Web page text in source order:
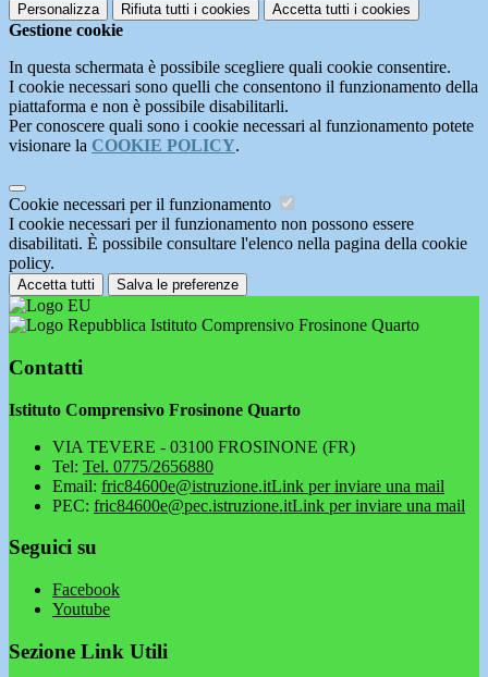
Personalizza Rifiuta tutti i cookies Accetta tutti i cookies
Gestione cookie
In questa schermata è possibile scegliere quali cookie consentire.
I cookie necessari sono quelli che consentono il funzionamento della
piattaforma e non è possibile disabilitarli.
Per conoscere quali sono i cookie necessari al funzionamento potete
visionare la COOKIE POLICY.
Cookie necessari per il funzionamento
I cookie necessari per il funzionamento non possono essere
disabilitati. È possibile consultare l'elenco nella pagina della cookie
policy.
Accetta tutti Salva le preferenze
Istituto Comprensivo Frosinone Quarto
Contatti
Istituto Comprensivo Frosinone Quarto
VIA TEVERE - 03100 FROSINONE (FR)
Tel: Tel. 0775/2656880
Email: fric84600e@istruzione.itLink per inviare una mail
PEC: fric84600e@pec.istruzione.itLink per inviare una mail
Seguici su
Facebook
Youtube
Sezione Link Utili